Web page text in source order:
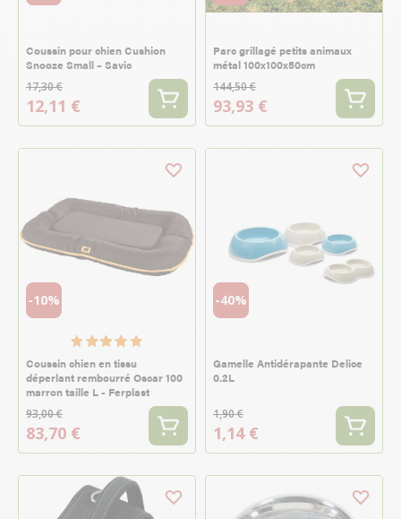
Coussin pour chien Cushion
Snooze Small – Savic
17,30 €
12,11 €
Parc grillagé petits animaux
métal 100x100x50cm
144,50 €
93,93 €
-10%
Coussin chien en tissu
déperlant rembourré Oscar 100
marron taille L - Ferplast
93,00 €
83,70 €
-40%
Gamelle Antidérapante Delice
0.2L
1,90 €
1,14 €